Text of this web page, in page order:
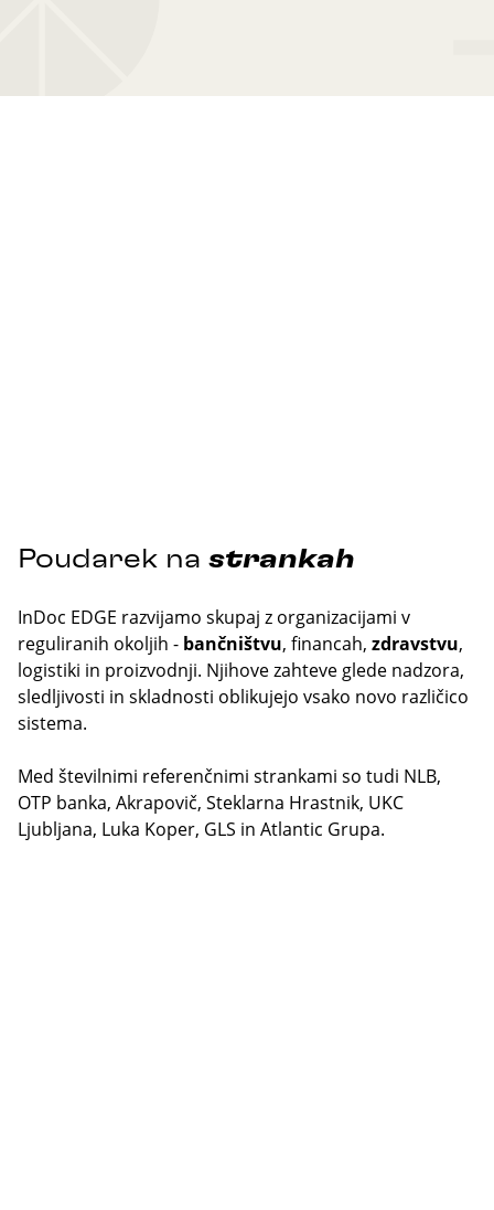
Poudarek na strankah
InDoc EDGE razvijamo skupaj z organizacijami v
reguliranih okoljih - bančništvu, financah, zdravstvu,
logistiki in proizvodnji. Njihove zahteve glede nadzora,
sledljivosti in skladnosti oblikujejo vsako novo različico
sistema.
Med številnimi referenčnimi strankami so tudi NLB,
OTP banka, Akrapovič, Steklarna Hrastnik, UKC
Ljubljana, Luka Koper, GLS in Atlantic Grupa.